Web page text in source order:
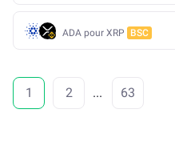
ADA pour XRP BSC
1 2 ... 63